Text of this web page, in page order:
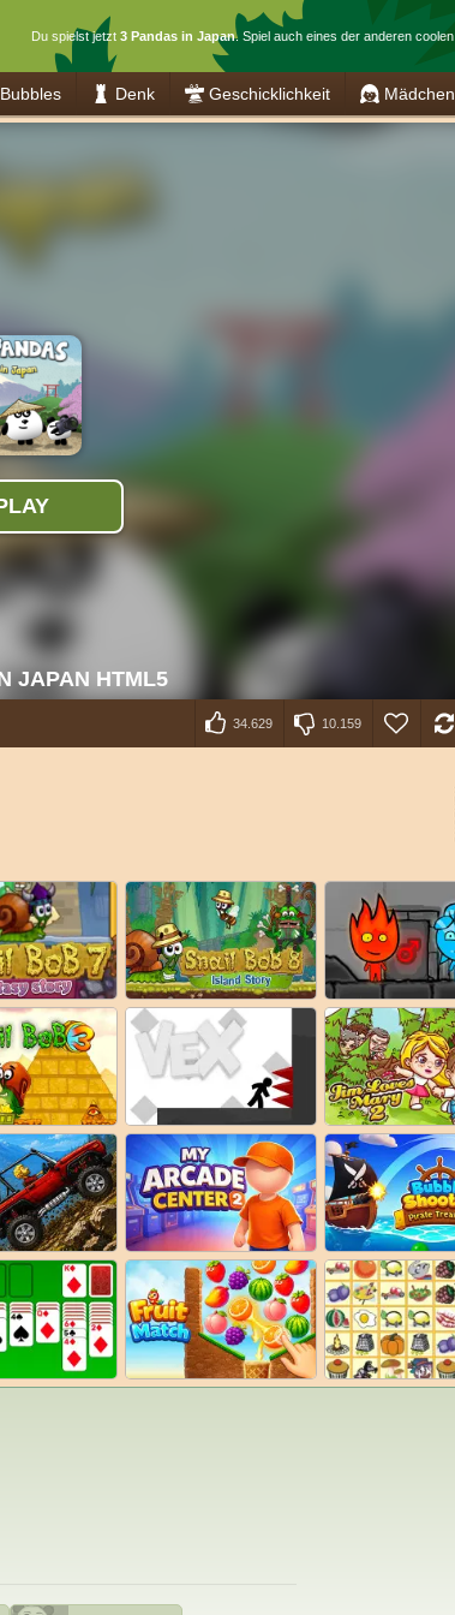
Du spielst jetzt 3 Pandas in Japan. Spiel auch eines der anderen coolen
Bubbles Denk Geschicklichkeit Mädchen
34.629 10.159